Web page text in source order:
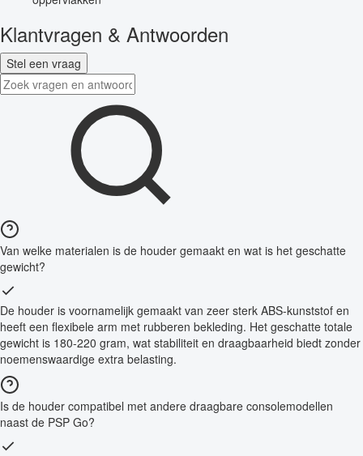
Klantvragen & Antwoorden
Stel een vraag
Van welke materialen is de houder gemaakt en wat is het geschatte
gewicht?
De houder is voornamelijk gemaakt van zeer sterk ABS-kunststof en
heeft een flexibele arm met rubberen bekleding. Het geschatte totale
gewicht is 180-220 gram, wat stabiliteit en draagbaarheid biedt zonder
noemenswaardige extra belasting.
Is de houder compatibel met andere draagbare consolemodellen
naast de PSP Go?